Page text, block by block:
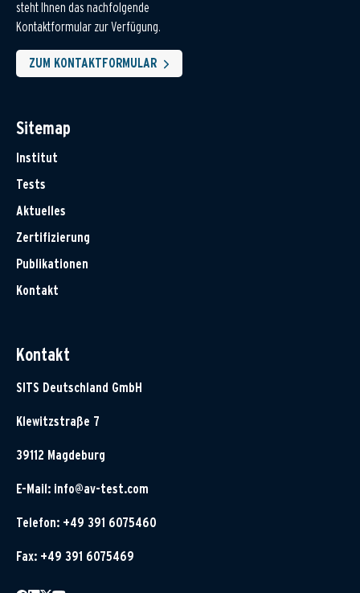
steht Ihnen das nachfolgende
Kontaktformular zur Verfügung.
ZUM KONTAKTFORMULAR
Sitemap
Institut
Tests
Aktuelles
Zertifizierung
Publikationen
Kontakt
Kontakt
SITS Deutschland GmbH
Klewitzstraße 7
39112 Magdeburg
E-Mail: info@av-test.com
Telefon: +49 391 6075460
Fax: +49 391 6075469